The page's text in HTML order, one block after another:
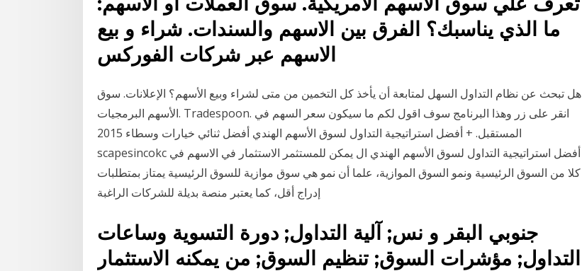
ما الذي يناسبك؟ الفرق بين الاسهم والسندات. شراء و بيع
الاسهم عبر شركات الفوركس
هل تبحث عن نظام التداول السهل لمتابعة أن يأخذ كل التخمين من متى لشراء وبيع الأسهم؟ الإعلانات. سوق
الأسهم البرمجيات. Tradespoon. انقر على زر وهذا البرنامج سوف اقول لكم ما سيكون سعر السهم في
المستقبل. + أفضل استراتيجية التداول لسوق الأسهم الهندي أفضل ثنائي خيارات وسطاء 2015
scapesincokc أفضل استراتيجية التداول لسوق الأسهم الهندي ال يمكن للمستثمر الاستثمار في الاسهم في
كلا من السوق الرئيسية ونمو السوق الموازية، علما أن نمو هي سوق موازية للسوق الرئيسية يمتاز بمتطلبات
إدراج أقل، كما يعتبر منصة بديلة للشركات الراغبة
جنوبي البقر و نس; آلية التداول; دورة التسوية وساعات
التداول; مؤشرات السوق; تنظيم السوق; من يمكنه الاستثمار